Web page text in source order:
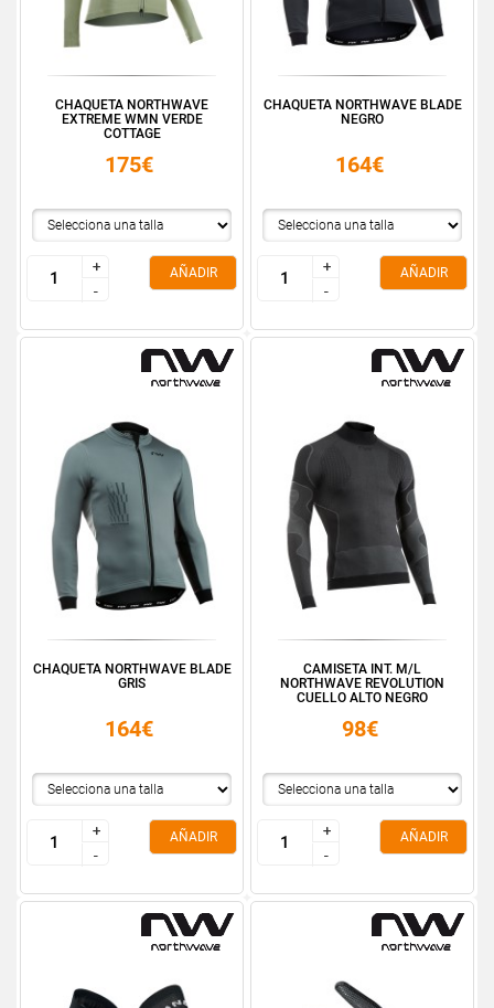
CHAQUETA NORTHWAVE
EXTREME WMN VERDE
COTTAGE
175€
+
-
+
-
AÑADIR
CHAQUETA NORTHWAVE BLADE
NEGRO
164€
+
-
+
-
AÑADIR
CHAQUETA NORTHWAVE BLADE
GRIS
164€
+
-
+
-
AÑADIR
CAMISETA INT. M/L
NORTHWAVE REVOLUTION
CUELLO ALTO NEGRO
98€
+
-
+
-
AÑADIR